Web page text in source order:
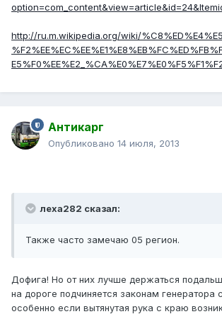
http://ru.m.wikipedia.org/wiki/
Антикарг
Опубликовано 14 июля, 2013
леха282 сказал:
Также часто замечаю 05 регион.
Дофига! Но от них лучше держаться
на дороге подчиняется законам генератора
особенно если вытянутая рука с краю